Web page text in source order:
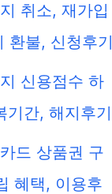
취소, 재가입
환불, 신청후기
신용점수 하
기간, 해지후기
드 상품권 구
혜택, 이용후